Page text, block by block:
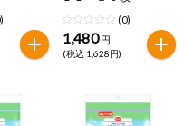
(0)
1,480 円
(税込 1,628円)